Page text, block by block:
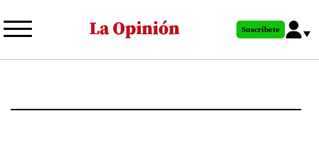
al
principal
Suscríbete